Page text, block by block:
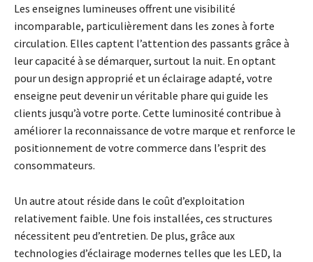
Les enseignes lumineuses offrent une visibilité
incomparable, particulièrement dans les zones à forte
circulation. Elles captent l’attention des passants grâce à
leur capacité à se démarquer, surtout la nuit. En optant
pour un design approprié et un éclairage adapté, votre
enseigne peut devenir un véritable phare qui guide les
clients jusqu’à votre porte. Cette luminosité contribue à
améliorer la reconnaissance de votre marque et renforce le
positionnement de votre commerce dans l’esprit des
consommateurs.
Un autre atout réside dans le coût d’exploitation
relativement faible. Une fois installées, ces structures
nécessitent peu d’entretien. De plus, grâce aux
technologies d’éclairage modernes telles que les LED, la